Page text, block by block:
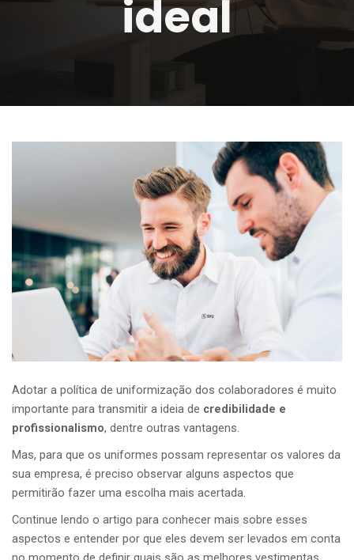
ideal
Adotar a política de uniformização dos colaboradores é muito
importante para transmitir a ideia de credibilidade e
profissionalismo, dentre outras vantagens.
Mas, para que os uniformes possam representar os valores da
sua empresa, é preciso observar alguns aspectos que
permitirão fazer uma escolha mais acertada.
Continue lendo o artigo para conhecer mais sobre esses
aspectos e entender por que eles devem ser levados em conta